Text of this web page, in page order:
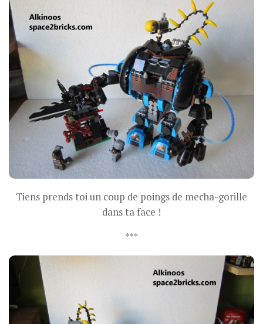
Tiens prends toi un coup de poings de mecha-gorille
dans ta face !
***